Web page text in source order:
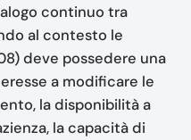
continuo tra
al contesto le
deve possedere una
a modificare le
la disponibilità a
la capacità di